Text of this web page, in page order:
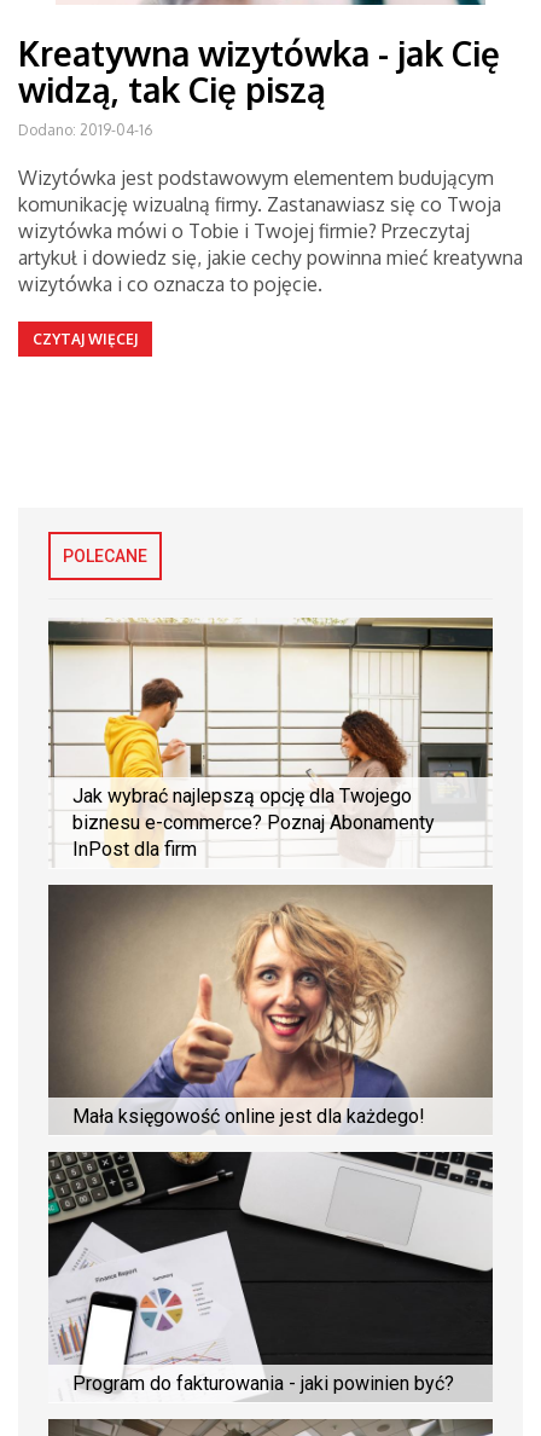
Kreatywna wizytówka - jak Cię
widzą, tak Cię piszą
Dodano: 2019-04-16
Wizytówka jest podstawowym elementem budującym
komunikację wizualną firmy. Zastanawiasz się co Twoja
wizytówka mówi o Tobie i Twojej firmie? Przeczytaj
artykuł i dowiedz się, jakie cechy powinna mieć kreatywna
wizytówka i co oznacza to pojęcie.
CZYTAJ WIĘCEJ
POLECANE
Jak wybrać najlepszą opcję dla Twojego
biznesu e-commerce? Poznaj Abonamenty
InPost dla firm
Mała księgowość online jest dla każdego!
Program do fakturowania - jaki powinien być?